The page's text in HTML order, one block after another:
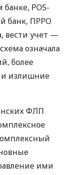
POS-
банк, ПРРО
вести учет —
означала
более
излишние
ФЛП
ими